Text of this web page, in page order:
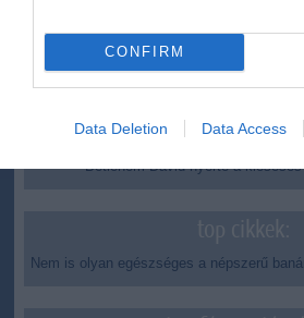
CONFIRM
Data Deletion Data Access
keretszerződését
Betlehem Dávid nyerte a
Nem is olyan egészséges a népszerű